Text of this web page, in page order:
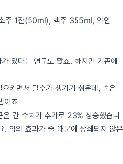
주 1잔(50ml), 맥주 355ml, 와인
있다는 연구도 많죠. 하지만 기존에
키면서 탈수가 생기기 쉬운데, 술은
이죠.
간 수치가 추가로 23% 상승했습니
. 약의 효과가 술 때문에 상쇄되지 않은